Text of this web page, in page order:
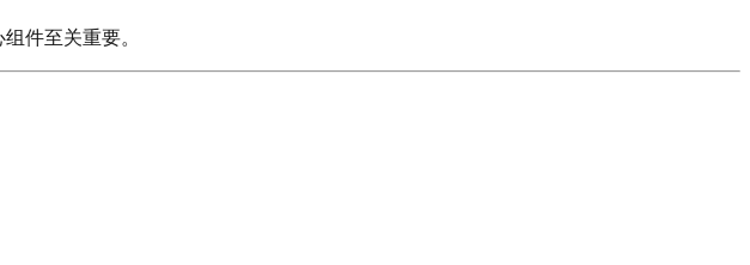
件至关重要。